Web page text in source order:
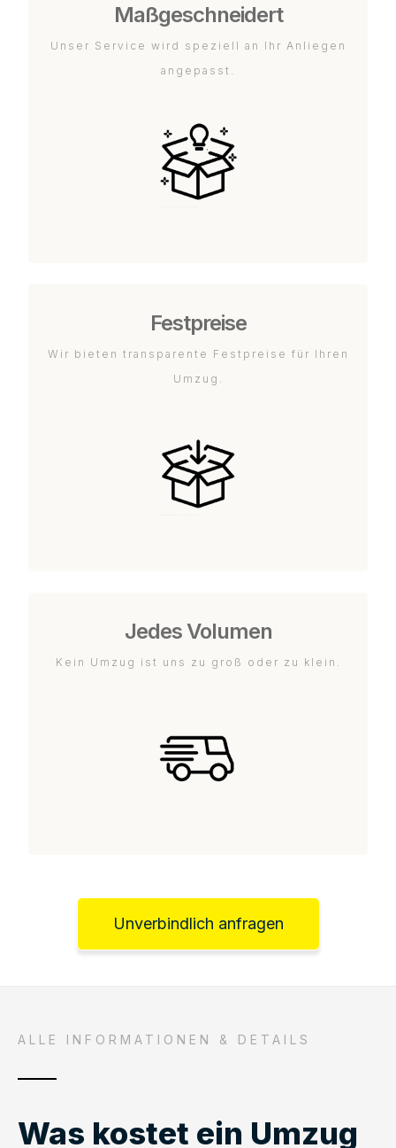
Maßgeschneidert
Unser Service wird speziell an Ihr Anliegen
angepasst.
Festpreise
Wir bieten transparente Festpreise für Ihren
Umzug.
Jedes Volumen
Kein Umzug ist uns zu groß oder zu klein.
Unverbindlich anfragen
ALLE INFORMATIONEN & DETAILS
Was kostet ein Umzug